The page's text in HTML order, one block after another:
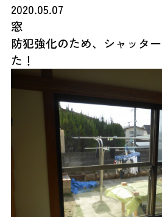
2020.05.07
窓
防犯強化のため、シャッタ
た！